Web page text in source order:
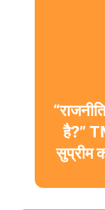
है?”
सुप्रीम